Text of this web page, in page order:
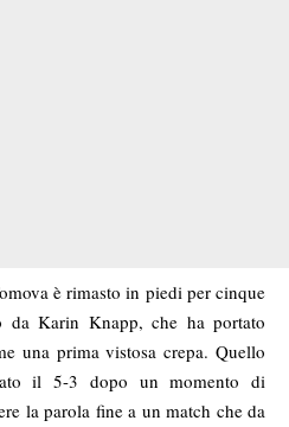
è rimasto in piedi per cinque
da Karin Knapp, che ha portato
una prima vistosa crepa. Quello
il 5-3 dopo un momento di
la parola fine a un match che da